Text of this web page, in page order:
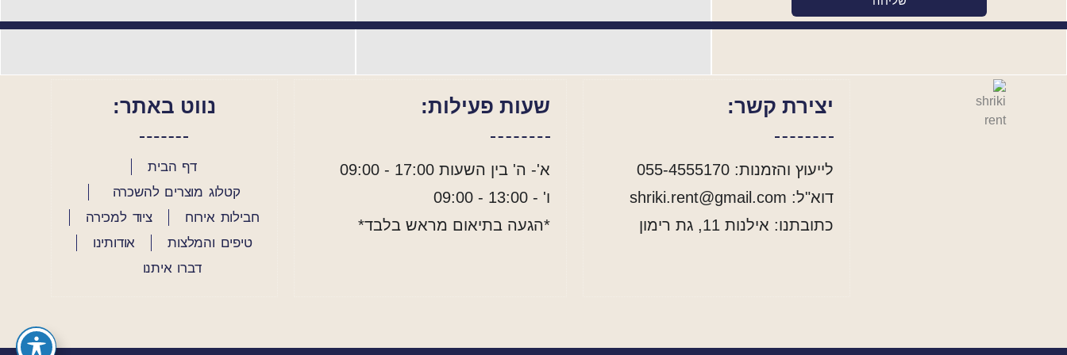
יצירת קשר:
לייעוץ והזמנות: 055-4555170
דוא"ל: shriki.rent@gmail.com
כתובתנו: אילנות 11, גת רימון
שעות פעילות:
א'- ה' בין השעות 17:00 - 09:00
ו' - 13:00 - 09:00
*הגעה בתיאום מראש בלבד*
נווט באתר:
דף הבית
קטלוג מוצרים להשכרה
חבילות אירוח
ציוד למכירה
טיפים והמלצות
אודותינו
דברו איתנו